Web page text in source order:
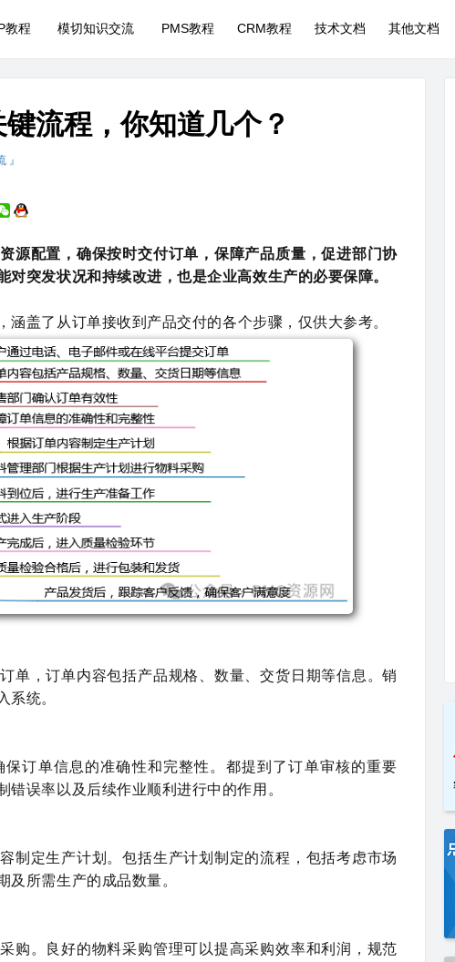
教程 模切知识交流 PMS教程 CRM教程 技术文档 其他文档
流程，你知道几个？
』
源配置，确保按时交付订单，保障产品质量，促进部门协
突发状况和持续改进，也是企业高效生产的必要保障。
，涵盖了从订单接收到产品交付的各个步骤，仅供大参考。
单，订单内容包括产品规格、数量、交货日期等信息。销
系统。
订单信息的准确性和完整性。都提到了订单审核的重要
误率以及后续作业顺利进行中的作用。
制定生产计划。包括生产计划制定的流程，包括考虑市场
及所需生产的成品数量。
购。良好的物料采购管理可以提高采购效率和利润，规范